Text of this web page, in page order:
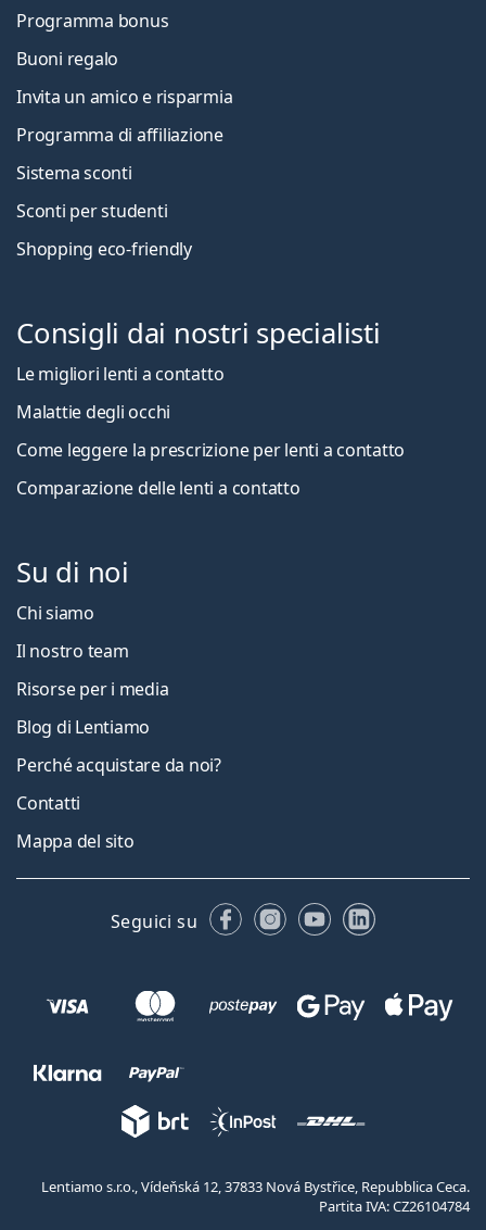
Programma bonus
Buoni regalo
Invita un amico e risparmia
Programma di affiliazione
Sistema sconti
Sconti per studenti
Shopping eco-friendly
Consigli dai nostri specialisti
Le migliori lenti a contatto
Malattie degli occhi
Come leggere la prescrizione per lenti a contatto
Comparazione delle lenti a contatto
Su di noi
Chi siamo
Il nostro team
Risorse per i media
Blog di Lentiamo
Perché acquistare da noi?
Contatti
Mappa del sito
Seguici su FacebookInstagram
YouTubeLinkedIn
Lentiamo s.r.o., Vídeňská 12, 37833 Nová Bystřice, Repubblica Ceca.
Partita IVA: CZ26104784